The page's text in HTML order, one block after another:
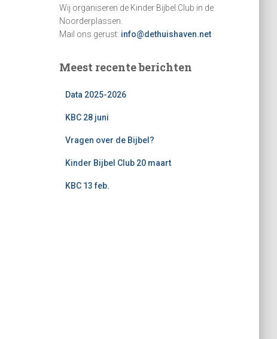
Wij organiseren de Kinder Bijbel Club in de
Noorderplassen.
Mail ons gerust: info@dethuishaven.net
Meest recente berichten
Data 2025-2026
KBC 28 juni
Vragen over de Bijbel?
Kinder Bijbel Club 20 maart
KBC 13 feb.